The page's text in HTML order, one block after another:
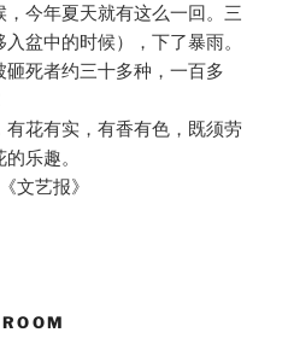
今年夏天就有这么一回。三
盆中的时候），下了暴雨。
死者约三十多种，一百多
花有实，有香有色，既须劳
乐趣。
文艺报》